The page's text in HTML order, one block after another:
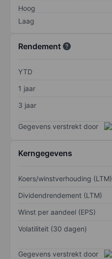
Hoog
Laag
Rendement
YTD
1 jaar
3 jaar
Gegevens verstrekt door
Kerngegevens
Koers/winstverhouding (LTM)
Dividendrendement (LTM)
Winst per aandeel (EPS)
Volatiliteit (30 dagen)
Gegevens verstrekt door